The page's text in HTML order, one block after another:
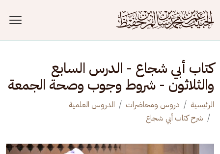
كتاب أبي شجاع - الدرس السابع
والثلاثون - شروط وجوب وصحة الجمعة
الرئيسية دروس ومحاضرات
الدروس العلمية
شرح كتاب أبي شجاع